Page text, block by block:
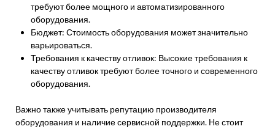
требуют более мощного и автоматизированного
оборудования.
Бюджет: Стоимость оборудования может значительно
варьироваться.
Требования к качеству отливок: Высокие требования к
качеству отливок требуют более точного и современного
оборудования.
Важно также учитывать репутацию производителя
оборудования и наличие сервисной поддержки. Не стоит